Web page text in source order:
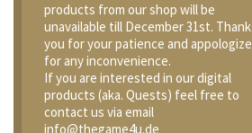
products from our shop will be
unavailable till December 31st. Thank
you for your patience and appologize
for any inconvenience.
If you are interested in our digital
products (aka. Quests) feel free to
contact us via email
info@thegame4u.de